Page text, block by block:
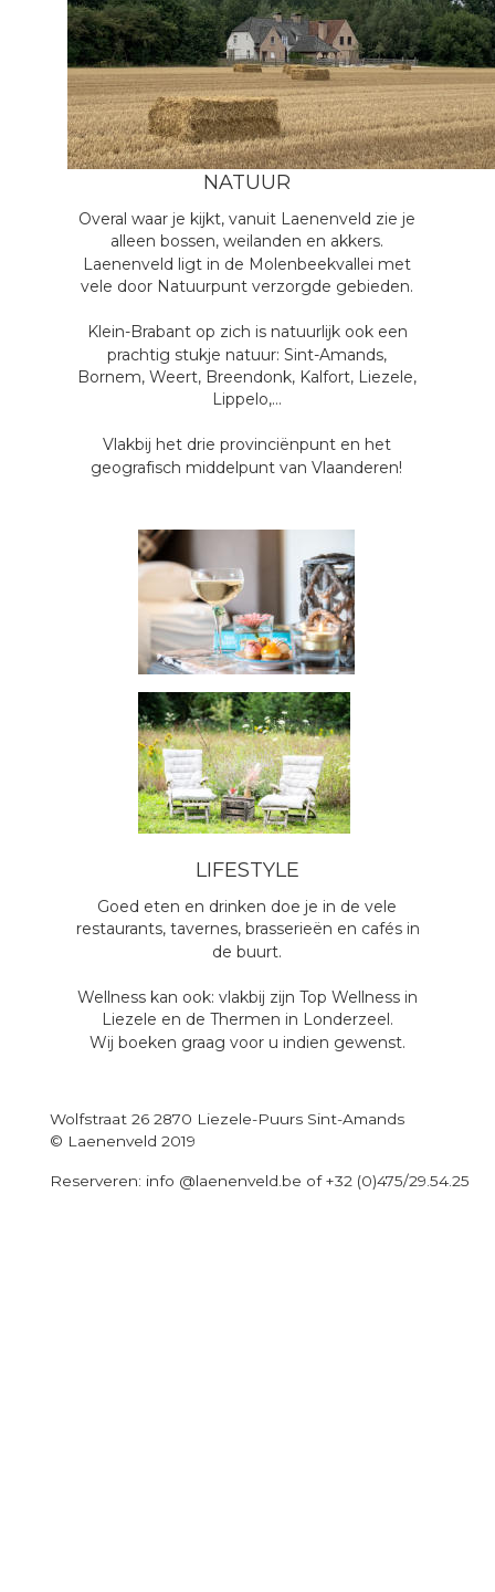
NATUUR
Overal waar je kijkt, vanuit Laenenveld zie je
alleen bossen, weilanden en akkers.
Laenenveld ligt in de Molenbeekvallei met
vele door Natuurpunt verzorgde gebieden.
Klein-Brabant op zich is natuurlijk ook een
prachtig stukje natuur: Sint-Amands,
Bornem, Weert, Breendonk, Kalfort, Liezele,
Lippelo,…
Vlakbij het drie provinciënpunt en het
geografisch middelpunt van Vlaanderen!
LIFESTYLE
Goed eten en drinken doe je in de vele
restaurants, tavernes, brasserieën en cafés in
de buurt.
Wellness kan ook: vlakbij zijn Top Wellness in
Liezele en de Thermen in Londerzeel.
Wij boeken graag voor u indien gewenst.
Wolfstraat 26 2870 Liezele-Puurs Sint-Amands
© Laenenveld 2019
Reserveren: info @laenenveld.be of +32 (0)475/29.54.25